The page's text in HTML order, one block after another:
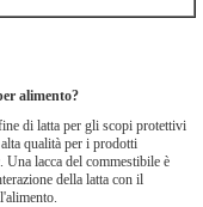
alimento?
di latta per gli scopi protettivi
qualità per i prodotti
lacca del commestibile è
della latta con il